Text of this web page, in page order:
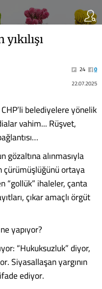
24
0
22.07.2025
belediyelere yönelik
vahim... Rüşvet,
gözaltına alınmasıyla
çürümüşlüğünü ortaya
“gollük” ihaleler, çanta
çıkar amaçlı örgüt
yapıyor?
“Hukuksuzluk” diyor,
Siyasallaşan yargının
ediyor.